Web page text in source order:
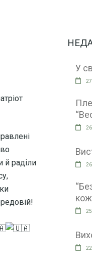
й раділи
У